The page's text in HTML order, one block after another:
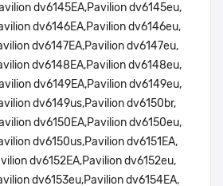
dv6145EA,Pavilion dv6145eu,
dv6146EA,Pavilion dv6146eu,
dv6147EA,Pavilion dv6147eu,
dv6148EA,Pavilion dv6148eu,
dv6149EA,Pavilion dv6149eu,
dv6149us,Pavilion dv6150br,
dv6150EA,Pavilion dv6150eu,
dv6150us,Pavilion dv6151EA,
dv6152EA,Pavilion dv6152eu,
dv6153eu,Pavilion dv6154EA,